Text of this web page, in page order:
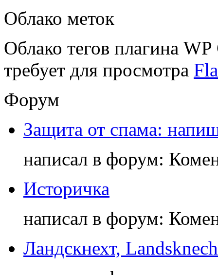
Облако меток
Облако тегов плагина
требует для просмотра
Форум
Защита от спама:
написал в форум:
Историчка
написал в форум:
Ландскнехт,